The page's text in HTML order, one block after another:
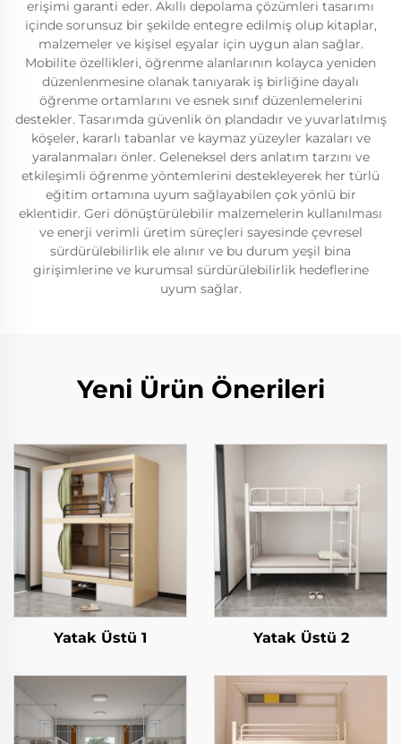
erişimi garanti eder. Akıllı depolama çözümleri tasarımı
içinde sorunsuz bir şekilde entegre edilmiş olup kitaplar,
malzemeler ve kişisel eşyalar için uygun alan sağlar.
Mobilite özellikleri, öğrenme alanlarının kolayca yeniden
düzenlenmesine olanak tanıyarak iş birliğine dayalı
öğrenme ortamlarını ve esnek sınıf düzenlemelerini
destekler. Tasarımda güvenlik ön plandadır ve yuvarlatılmış
köşeler, kararlı tabanlar ve kaymaz yüzeyler kazaları ve
yaralanmaları önler. Geleneksel ders anlatım tarzını ve
etkileşimli öğrenme yöntemlerini destekleyerek her türlü
eğitim ortamına uyum sağlayabilen çok yönlü bir
eklentidir. Geri dönüştürülebilir malzemelerin kullanılması
ve enerji verimli üretim süreçleri sayesinde çevresel
sürdürülebilirlik ele alınır ve bu durum yeşil bina
girişimlerine ve kurumsal sürdürülebilirlik hedeflerine
uyum sağlar.
Yeni Ürün Önerileri
Yatak Üstü 1 Yatak Üstü 2